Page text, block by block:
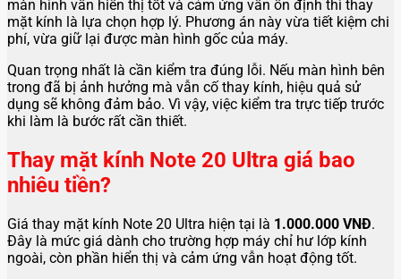
màn hình vẫn hiển thị tốt và cảm ứng vẫn ổn định thì thay
mặt kính là lựa chọn hợp lý. Phương án này vừa tiết kiệm chi
phí, vừa giữ lại được màn hình gốc của máy.
Quan trọng nhất là cần kiểm tra đúng lỗi. Nếu màn hình bên
trong đã bị ảnh hưởng mà vẫn cố thay kính, hiệu quả sử
dụng sẽ không đảm bảo. Vì vậy, việc kiểm tra trực tiếp trước
khi làm là bước rất cần thiết.
Thay mặt kính Note 20 Ultra giá bao
nhiêu tiền?
Giá thay mặt kính Note 20 Ultra hiện tại là 1.000.000 VNĐ.
Đây là mức giá dành cho trường hợp máy chỉ hư lớp kính
ngoài, còn phần hiển thị và cảm ứng vẫn hoạt động tốt.